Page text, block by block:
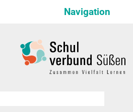
Navigation
Schulleitung